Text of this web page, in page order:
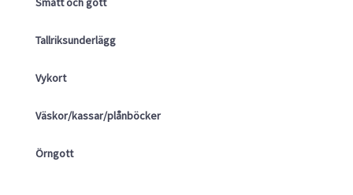
Tallriksunderlägg
Vykort
Väskor/kassar/plånböcker
Örngott